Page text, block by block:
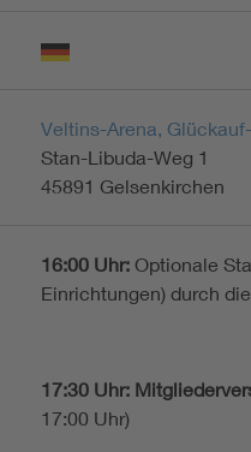
Veltins-Arena,
Stan-Libuda-Weg 1
45891 Gelsenkirchen
16:00 Uhr: Optionale
Einrichtungen) durch
17:30 Uhr:
17:00 Uhr)